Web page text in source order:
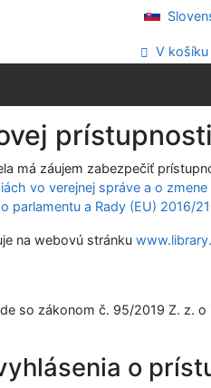
V košíku
prístupnosti
má záujem zabezpečiť
vo verejnej správe a o
parlamentu a Rady (EU) 2016/
na webovú stránku
so zákonom č. 95/2019 Z. z.
o